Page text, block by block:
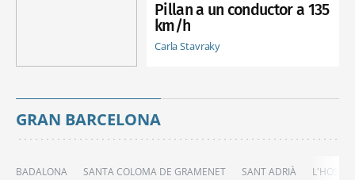
Pillan a un conductor a 135
km/h
Carla Stavraky
GRAN BARCELONA
BADALONA SANTA COLOMA DE GRAMENET SANT ADRIÀ